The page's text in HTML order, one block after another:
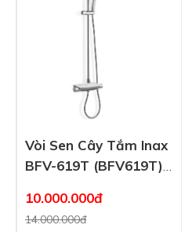
Vòi Sen Cây Tắm Inax
BFV-619T (BFV619T)
10.000.000đ
14.000.000đ